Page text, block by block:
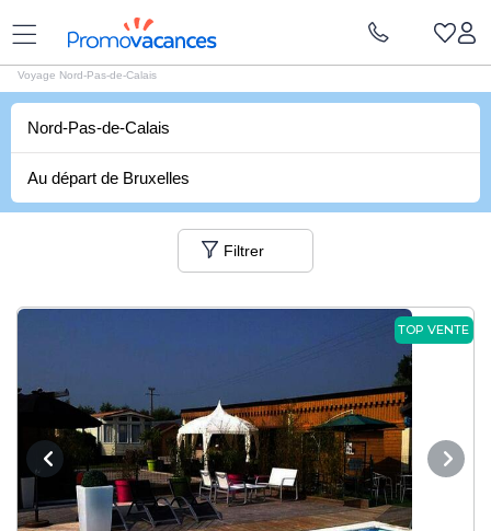
Voyage Nord-Pas-de-Calais
Nord-Pas-de-Calais
Au départ de Bruxelles
Filtrer
TOP VENTE